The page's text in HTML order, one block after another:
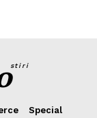
stiri
Special